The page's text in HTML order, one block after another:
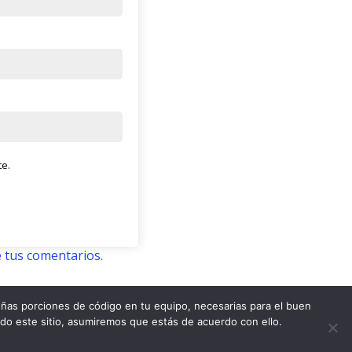
tus comentarios.
Cafe Con Letras (c)
porciones de código en tu equipo, necesarias para el buen
este sitio, asumiremos que estás de acuerdo con ello.